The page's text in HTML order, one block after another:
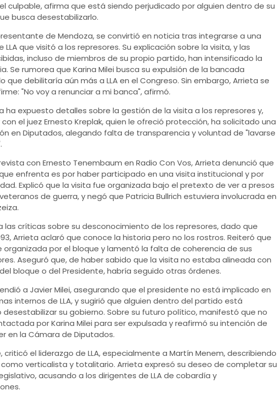
culpable, afirma que está siendo perjudicado por alguien dentro de su
busca desestabilizarlo.
de Mendoza, se convirtió en noticia tras integrarse a una
LLA que visitó a los represores. Su explicación sobre la visita, y las
incluso de miembros de su propio partido, han intensificado la
Se rumorea que Karina Milei busca su expulsión de la bancada
que debilitaría aún más a LLA en el Congreso. Sin embargo, Arrieta se
"No voy a renunciar a mi banca", afirmó.
ha expuesto detalles sobre la gestión de la visita a los represores y,
el juez Ernesto Kreplak, quien le ofreció protección, ha solicitado una
en Diputados, alegando falta de transparencia y voluntad de "lavarse
con Ernesto Tenembaum en Radio Con Vos, Arrieta denunció que
enfrenta es por haber participado en una visita institucional y por
Explicó que la visita fue organizada bajo el pretexto de ver a presos
de guerra, y negó que Patricia Bullrich estuviera involucrada en
las críticas sobre su desconocimiento de los represores, dado que
Arrieta aclaró que conoce la historia pero no los rostros. Reiteró que
organizada por el bloque y lamentó la falta de coherencia de sus
Aseguró que, de haber sabido que la visita no estaba alineada con
bloque o del Presidente, habría seguido otras órdenes.
a Javier Milei, asegurando que el presidente no está implicado en
internos de LLA, y sugirió que alguien dentro del partido está
su gobierno. Sobre su futuro político, manifestó que no
por Karina Milei para ser expulsada y reafirmó su intención de
en la Cámara de Diputados.
criticó el liderazgo de LLA, especialmente a Martín Menem, describiendo
verticalista y totalitario. Arrieta expresó su deseo de completar su
acusando a los dirigentes de LLA de cobardía y